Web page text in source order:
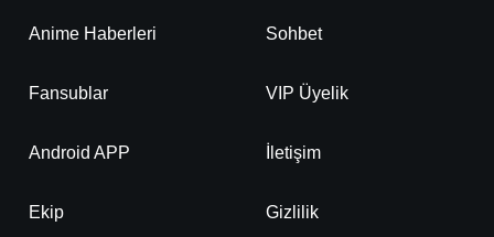
Anime Haberleri Sohbet
Fansublar VIP Üyelik
Android APP İletişim
Ekip Gizlilik